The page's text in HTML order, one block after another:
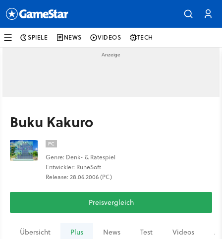
SPIELE NEWS VIDEOS TECH
Buku Kakuro
PC
Genre: Denk- & Ratespiel
Entwickler: RuneSoft
Release: 28.06.2006 (PC)
Preisvergleich
Übersicht Plus News Test Videos